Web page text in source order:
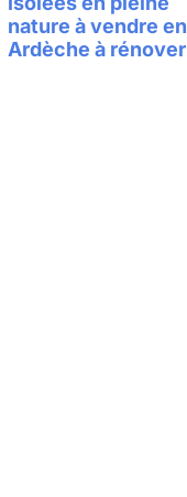
nature à vendre en
Ardèche à rénover